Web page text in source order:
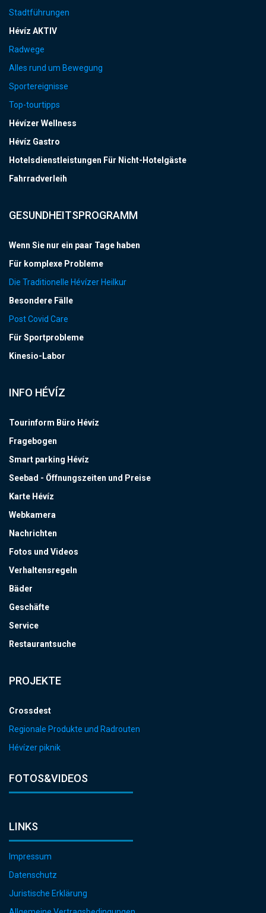
Stadtführungen
Hévíz AKTIV
Radwege
Alles rund um Bewegung
Sportereignisse
Top-tourtipps
Hévízer Wellness
Hévíz Gastro
Hotelsdienstleistungen Für Nicht-Hotelgäste
Fahrradverleih
GESUNDHEITSPROGRAMM
Wenn Sie nur ein paar Tage haben
Für komplexe Probleme
Die Traditionelle Hévízer Heilkur
Besondere Fälle
Post Covid Care
Für Sportprobleme
Kinesio-Labor
INFO HÉVÍZ
Tourinform Büro Hévíz
Fragebogen
Smart parking Hévíz
Seebad - Öffnungszeiten und Preise
Karte Hévíz
Webkamera
Nachrichten
Fotos und Videos
Verhaltensregeln
Bäder
Geschäfte
Service
Restaurantsuche
PROJEKTE
Crossdest
Regionale Produkte und Radrouten
Hévízer piknik
FOTOS&VIDEOS
LINKS
Impressum
Datenschutz
Juristische Erklärung